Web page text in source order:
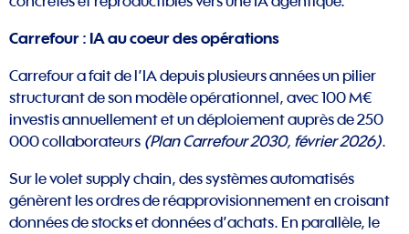
Carrefour : IA au coeur des opérations
Carrefour a fait de l’IA depuis plusieurs années un pilier
structurant de son modèle opérationnel, avec 100 M€
investis annuellement et un déploiement auprès de 250
000 collaborateurs (Plan Carrefour 2030, février 2026).
Sur le volet supply chain, des systèmes automatisés
génèrent les ordres de réapprovisionnement en croisant
données de stocks et données d’achats. En parallèle, le